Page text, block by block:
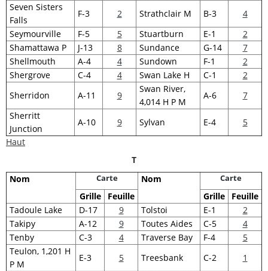
Seven Sisters
Falls
F-3 2 Strathclair M B-3
4
Seymourville
F-5 5 Stuartburn E-1
2
Shamattawa P
J-13 8 Sundance G-14
7
Shellmouth
A-4 4 Sundown F-1
2
Shergrove
C-4 4 Swan Lake H C-1
2
Sherridon
A-11 9
Swan River,
4,014 H P M
A-6
7
Sherritt
Junction
A-10 9 Sylvan E-4
5
Haut
T
Nom
Carte Nom Carte
Grille Feuille Grille
Feuille
Tadoule Lake
D-17 9 Tolstoi E-1
2
Takipy
A-12 9 Toutes Aides C-5
4
Tenby
C-3 4 Traverse Bay F-4
5
Teulon, 1,201 H
P M
E-3 5 Treesbank C-2 1